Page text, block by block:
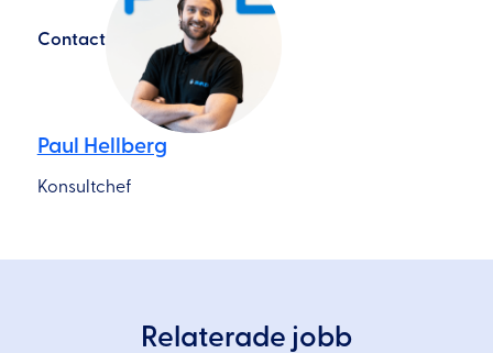
Contact
Paul Hellberg
Konsultchef
Relaterade jobb